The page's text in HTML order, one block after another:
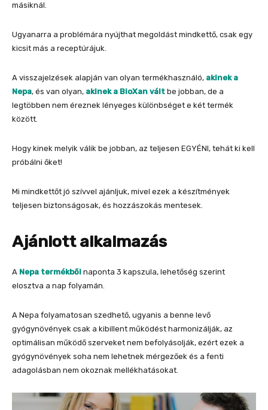
másiknál.
Ugyanarra a problémára nyújthat megoldást mindkettő, csak egy
kicsit más a receptúrájuk.
A visszajelzések alapján van olyan termékhasználó, akinek a
Nepa, és van olyan, akinek a BioXan vált be jobban, de a
legtöbben nem éreznek lényeges különbséget e két termék
között.
Hogy kinek melyik válik be jobban, az teljesen EGYÉNI, tehát ki kell
próbálni őket!
Mi mindkettőt jó szívvel ajánljuk, mivel ezek a készítmények
teljesen biztonságosak, és hozzászokás mentesek.
Ajánlott alkalmazás
A Nepa termékből naponta 3 kapszula, lehetőség szerint
elosztva a nap folyamán.
A Nepa folyamatosan szedhető, ugyanis a benne levő
gyógynövények csak a kibillent működést harmonizálják, az
optimálisan működő szerveket nem befolyásolják, ezért ezek a
gyógynövények soha nem lehetnek mérgezőek és a fenti
adagolásban nem okoznak mellékhatásokat.